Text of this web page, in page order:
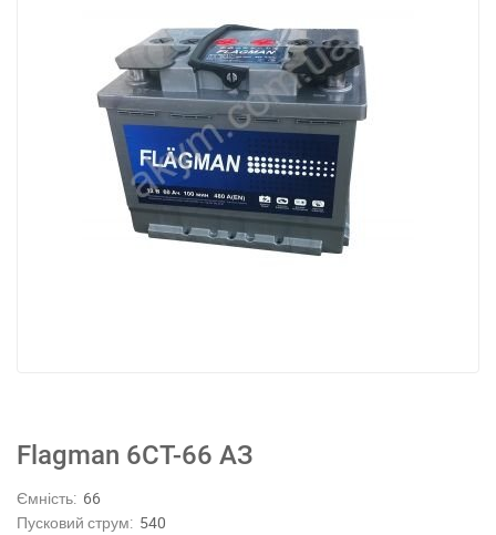
Flagman 6СТ-66 АЗ
Ємність: 66
Пусковий струм: 540